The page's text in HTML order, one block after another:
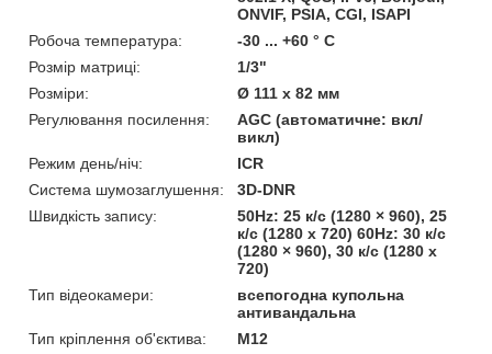
ONVIF, PSIA, CGI, ISAPI
Робоча температура:
-30 ... +60 ° С
Розмір матриці:
1/3"
Розміри:
Ø 111 x 82 мм
Регулювання посилення:
AGC (автоматичне: вкл/
викл)
Режим день/ніч:
ICR
Система шумозаглушення:
3D-DNR
Швидкість запису:
50Hz: 25 к/с (1280 × 960), 25
к/с (1280 x 720) 60Hz: 30 к/с
(1280 × 960), 30 к/с (1280 x
720)
Тип відеокамери:
всепогодна купольна
антивандальна
Тип кріплення об'єктива:
M12